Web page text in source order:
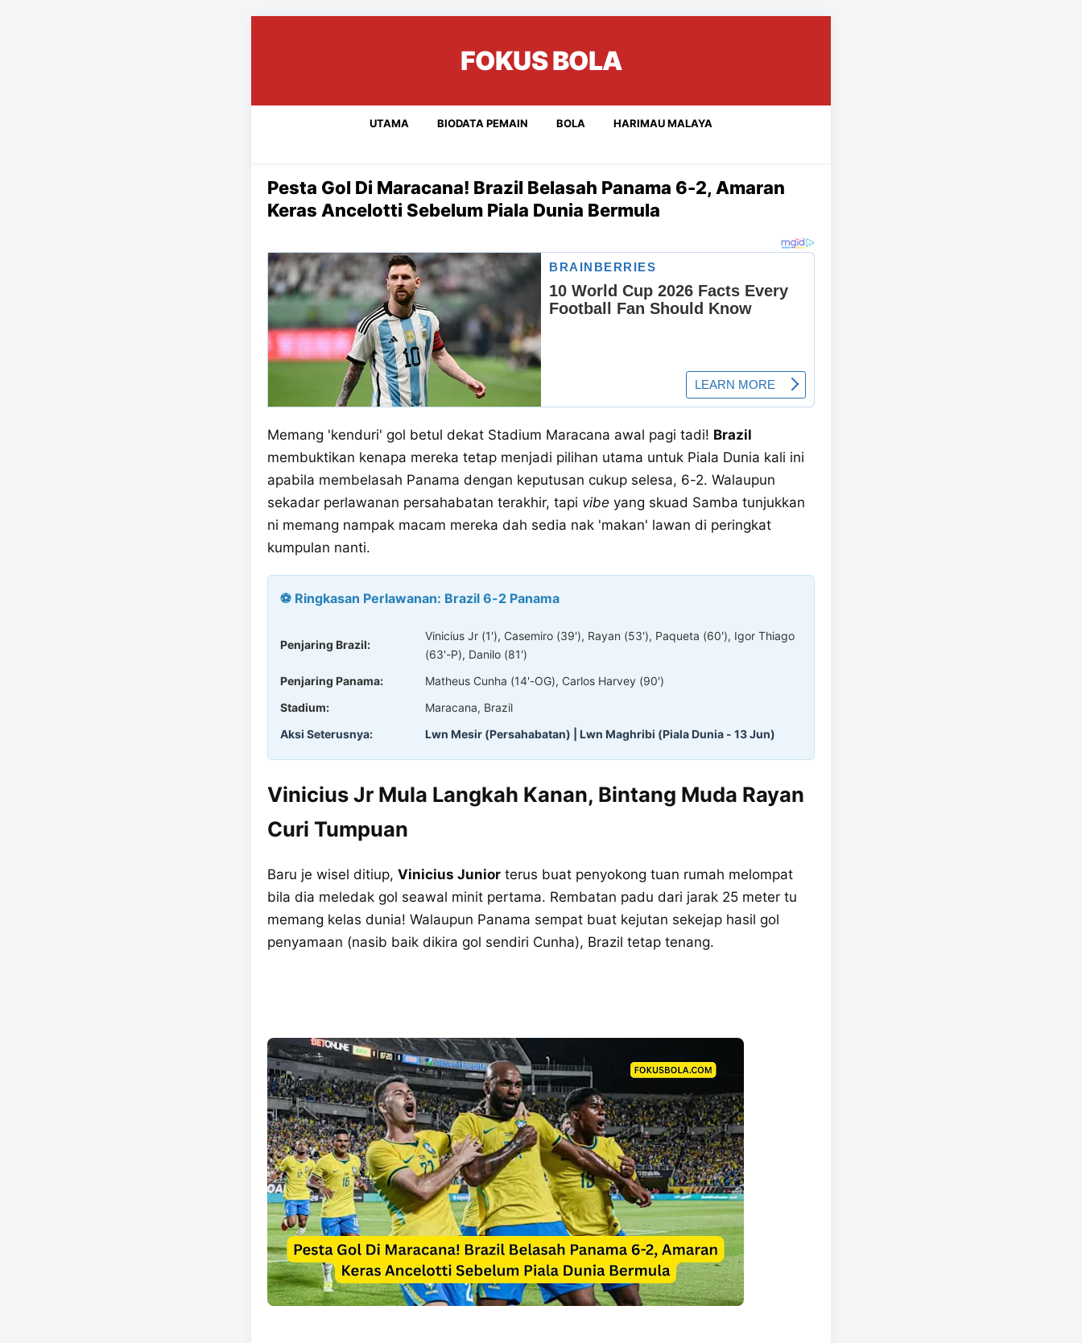
FOKUS BOLA
UTAMA BIODATA PEMAIN BOLA HARIMAU MALAYA
Pesta Gol Di Maracana! Brazil Belasah Panama 6-2, Amaran
Keras Ancelotti Sebelum Piala Dunia Bermula
Memang 'kenduri' gol betul dekat Stadium Maracana awal pagi tadi! Brazil
membuktikan kenapa mereka tetap menjadi pilihan utama untuk Piala Dunia kali ini
apabila membelasah Panama dengan keputusan cukup selesa, 6-2. Walaupun
sekadar perlawanan persahabatan terakhir, tapi vibe yang skuad Samba tunjukkan
ni memang nampak macam mereka dah sedia nak 'makan' lawan di peringkat
kumpulan nanti.
⚽ Ringkasan Perlawanan: Brazil 6-2 Panama
Penjaring Brazil:
Vinicius Jr (1'), Casemiro (39'), Rayan (53'), Paqueta (60'), Igor Thiago
(63'-P), Danilo (81')
Penjaring Panama:
Matheus Cunha (14'-OG), Carlos Harvey (90')
Stadium:
Maracana, Brazil
Aksi Seterusnya:
Lwn Mesir (Persahabatan) | Lwn Maghribi (Piala Dunia - 13 Jun)
Vinicius Jr Mula Langkah Kanan, Bintang Muda Rayan
Curi Tumpuan
Baru je wisel ditiup, Vinicius Junior terus buat penyokong tuan rumah melompat
bila dia meledak gol seawal minit pertama. Rembatan padu dari jarak 25 meter tu
memang kelas dunia! Walaupun Panama sempat buat kejutan sekejap hasil gol
penyamaan (nasib baik dikira gol sendiri Cunha), Brazil tetap tenang.